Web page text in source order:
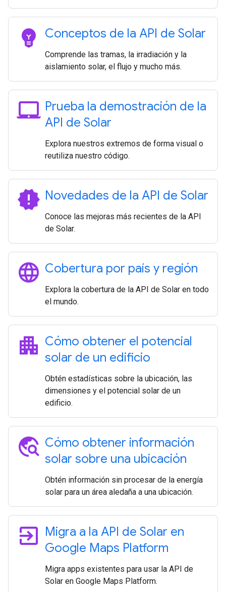
emoji_objects Conceptos de la API de Solar
Comprende las tramas, la irradiación y la
aislamiento solar, el flujo y mucho más.
laptop_mac Prueba la demostración de la
API de Solar
Explora nuestros extremos de forma visual o
reutiliza nuestro código.
new_releases Novedades de la API de Solar
Conoce las mejoras más recientes de la API
de Solar.
language Cobertura por país y región
Explora la cobertura de la API de Solar en todo
el mundo.
apartment Cómo obtener el potencial
solar de un edificio
Obtén estadísticas sobre la ubicación, las
dimensiones y el potencial solar de un
edificio.
travel_explore Cómo obtener información
solar sobre una ubicación
Obtén información sin procesar de la energía
solar para un área aledaña a una ubicación.
exit_to_app Migra a la API de Solar en
Google Maps Platform
Migra apps existentes para usar la API de
Solar en Google Maps Platform.